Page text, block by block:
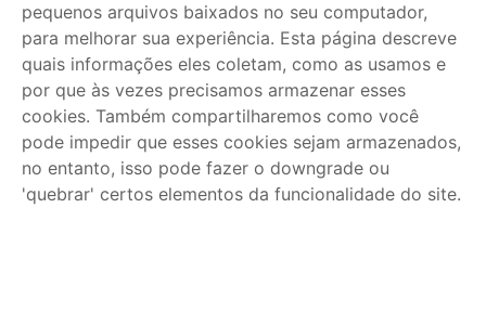
pequenos arquivos baixados no seu computador,
para melhorar sua experiência. Esta página descreve
quais informações eles coletam, como as usamos e
por que às vezes precisamos armazenar esses
cookies. Também compartilharemos como você
pode impedir que esses cookies sejam armazenados,
no entanto, isso pode fazer o downgrade ou
'quebrar' certos elementos da funcionalidade do site.